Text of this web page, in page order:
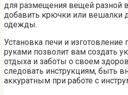
для размещения вещей разной
добавить крючки или вешалки
одежды.
Установка печи и
руками позволит вам создать
отдыха и заботы о своем
следовать инструкциям, быть
аккуратным при работе с